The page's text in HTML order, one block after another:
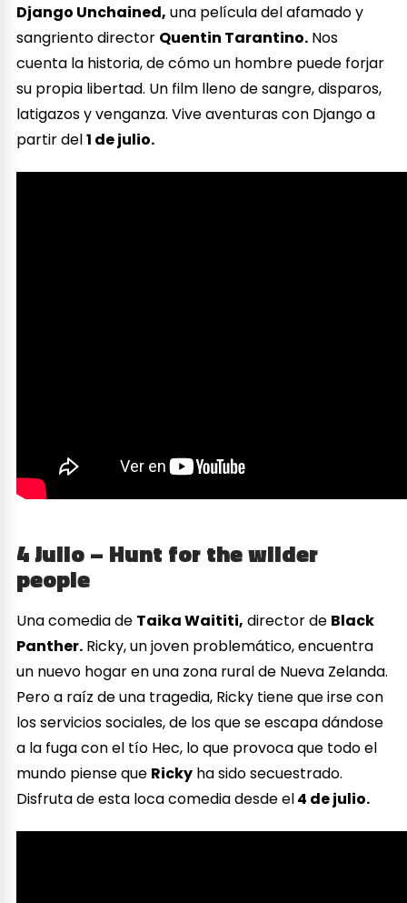
Django Unchained, una película del afamado y
sangriento director Quentin Tarantino. Nos
cuenta la historia, de cómo un hombre puede forjar
su propia libertad. Un film lleno de sangre, disparos,
latigazos y venganza. Vive aventuras con Django a
partir del1 de julio.
4 Julio – Hunt for the wilder
people
Una comedia de Taika Waititi, director de Black
Panther. Ricky, un joven problemático, encuentra
un nuevo hogar en una zona rural de Nueva Zelanda.
Pero a raíz de una tragedia, Ricky tiene que irse con
los servicios sociales, de los que se escapa dándose
a la fuga con el tío Hec, lo que provoca que todo el
mundo piense que Ricky ha sido secuestrado.
Disfruta de esta loca comedia desde el4 de julio.